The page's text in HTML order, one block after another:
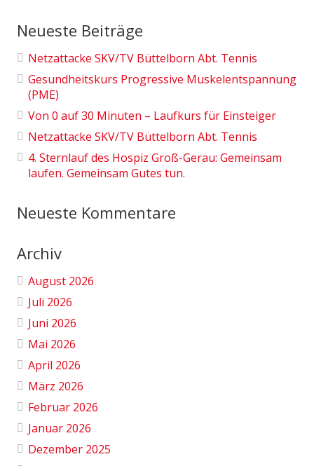
Neueste Beiträge
Netzattacke SKV/TV Büttelborn Abt. Tennis
Gesundheitskurs Progressive Muskelentspannung
(PME)
Von 0 auf 30 Minuten – Laufkurs für Einsteiger
Netzattacke SKV/TV Büttelborn Abt. Tennis
4. Sternlauf des Hospiz Groß-Gerau: Gemeinsam
laufen. Gemeinsam Gutes tun.
Neueste Kommentare
Archiv
August 2026
Juli 2026
Juni 2026
Mai 2026
April 2026
März 2026
Februar 2026
Januar 2026
Dezember 2025